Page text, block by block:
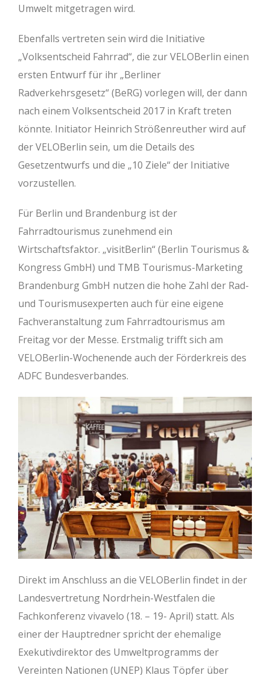
Umwelt mitgetragen wird.
Ebenfalls vertreten sein wird die Initiative
„Volksentscheid Fahrrad“, die zur VELOBerlin einen
ersten Entwurf für ihr „Berliner
Radverkehrsgesetz“ (BeRG) vorlegen will, der dann
nach einem Volksentscheid 2017 in Kraft treten
könnte. Initiator Heinrich Strößenreuther wird auf
der VELOBerlin sein, um die Details des
Gesetzentwurfs und die „10 Ziele“ der Initiative
vorzustellen.
Für Berlin und Brandenburg ist der
Fahrradtourismus zunehmend ein
Wirtschaftsfaktor. „visitBerlin“ (Berlin Tourismus &
Kongress GmbH) und TMB Tourismus-Marketing
Brandenburg GmbH nutzen die hohe Zahl der Rad-
und Tourismusexperten auch für eine eigene
Fachveranstaltung zum Fahrradtourismus am
Freitag vor der Messe. Erstmalig trifft sich am
VELOBerlin-Wochenende auch der Förderkreis des
ADFC Bundesverbandes.
Direkt im Anschluss an die VELOBerlin findet in der
Landesvertretung Nordrhein-Westfalen die
Fachkonferenz vivavelo (18. – 19- April) statt. Als
einer der Hauptredner spricht der ehemalige
Exekutivdirektor des Umweltprogramms der
Vereinten Nationen (UNEP) Klaus Töpfer über